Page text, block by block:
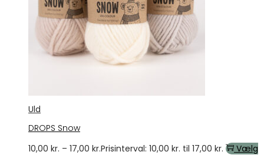
Uld
DROPS Snow
10,00 kr. – 17,00 kr.Prisinterval: 10,00 kr. til 17,00 kr.
Vælg